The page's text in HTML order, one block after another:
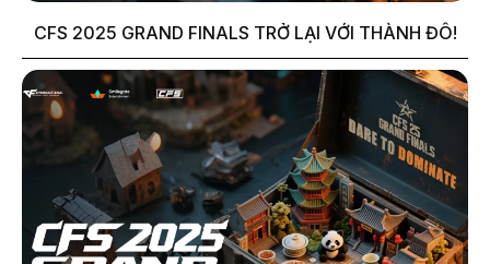
CFS 2025 GRAND FINALS TRỞ LẠI VỚI THÀNH ĐÔ!